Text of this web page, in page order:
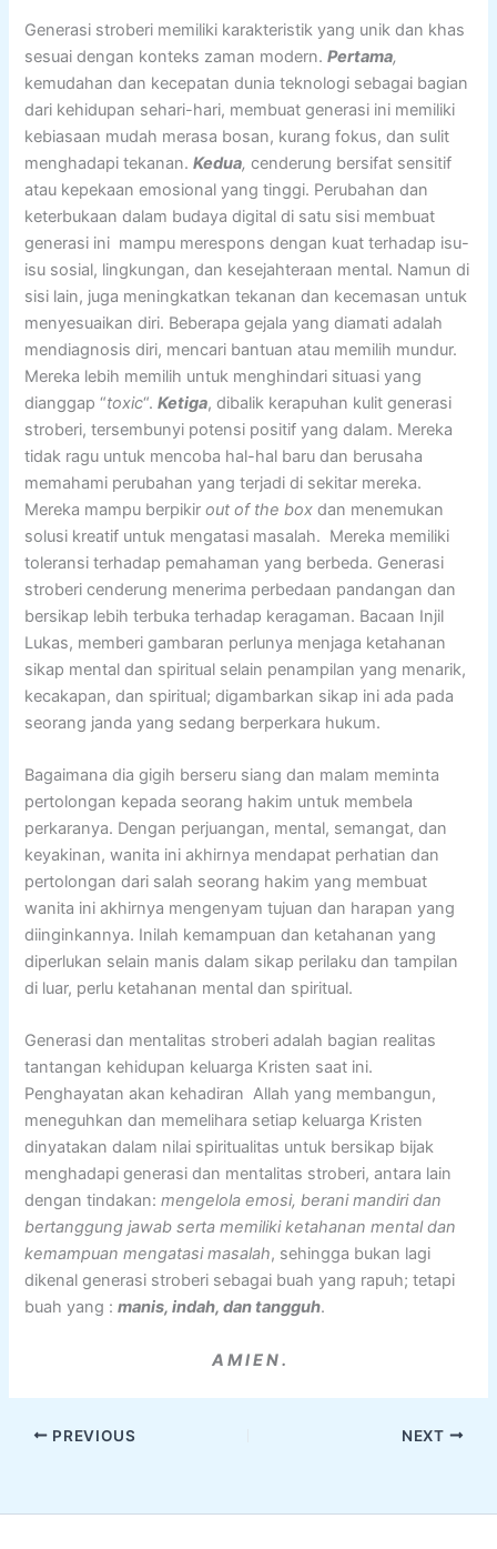
Generasi stroberi memiliki karakteristik yang unik dan khas
sesuai dengan konteks zaman modern.Pertama,
kemudahan dan kecepatan dunia teknologi sebagai bagian
dari kehidupan sehari-hari, membuat generasi ini memiliki
kebiasaan mudah merasa bosan, kurang fokus, dan sulit
menghadapi tekanan.Kedua, cenderung bersifat sensitif
atau kepekaan emosional yang tinggi. Perubahan dan
keterbukaan dalam budaya digital di satu sisi membuat
generasi ini mampu merespons dengan kuat terhadap isu-
isu sosial, lingkungan, dan kesejahteraan mental. Namun di
sisi lain, juga meningkatkan tekanan dan kecemasan untuk
menyesuaikan diri. Beberapa gejala yang diamati adalah
mendiagnosis diri, mencari bantuan atau memilih mundur.
Mereka lebih memilih untuk menghindari situasi yang
dianggap “toxic“.Ketiga, dibalik kerapuhan kulit generasi
stroberi, tersembunyi potensi positif yang dalam. Mereka
tidak ragu untuk mencoba hal-hal baru dan berusaha
memahami perubahan yang terjadi di sekitar mereka.
Mereka mampu berpikirout of the box dan menemukan
solusi kreatif untuk mengatasi masalah. Mereka memiliki
toleransi terhadap pemahaman yang berbeda. Generasi
stroberi cenderung menerima perbedaan pandangan dan
bersikap lebih terbuka terhadap keragaman. Bacaan Injil
Lukas, memberi gambaran perlunya menjaga ketahanan
sikap mental dan spiritual selain penampilan yang menarik,
kecakapan, dan spiritual; digambarkan sikap ini ada pada
seorang janda yang sedang berperkara hukum.
Bagaimana dia gigih berseru siang dan malam meminta
pertolongan kepada seorang hakim untuk membela
perkaranya. Dengan perjuangan, mental, semangat, dan
keyakinan, wanita ini akhirnya mendapat perhatian dan
pertolongan dari salah seorang hakim yang membuat
wanita ini akhirnya mengenyam tujuan dan harapan yang
diinginkannya. Inilah kemampuan dan ketahanan yang
diperlukan selain manis dalam sikap perilaku dan tampilan
di luar, perlu ketahanan mental dan spiritual.
Generasi dan mentalitas stroberi adalah bagian realitas
tantangan kehidupan keluarga Kristen saat ini.
Penghayatan akan kehadiran Allah yang membangun,
meneguhkan dan memelihara setiap keluarga Kristen
dinyatakan dalam nilai spiritualitas untuk bersikap bijak
menghadapi generasi dan mentalitas stroberi, antara lain
dengan tindakan:mengelola emosi, berani mandiri dan
bertanggung jawab serta memiliki ketahanan mental dan
kemampuan mengatasi masalah, sehingga bukan lagi
dikenal generasi stroberi sebagai buah yang rapuh; tetapi
buah yang :manis, indah, dan tangguh.
A M I E N .
PREVIOUS NEXT